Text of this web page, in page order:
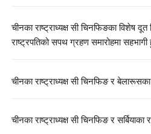
चीनका राष्ट्राध्यक्ष सी चिनफिङका विशेष दूत
राष्ट्रपतिको सपथ ग्रहण समारोहमा
चीनका राष्ट्राध्यक्ष सी चिनफिङ र
चीनका राष्ट्राध्यक्ष सी चिनफिङ र सर्बियाका